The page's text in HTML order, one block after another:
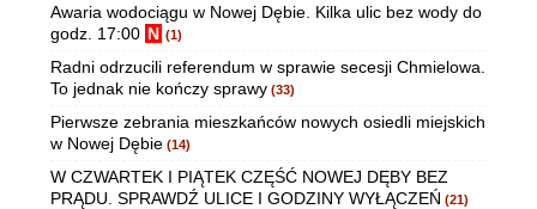
Awaria wodociągu w Nowej Dębie. Kilka ulic bez wody do
godz. 17:00 N (1)
Radni odrzucili referendum w sprawie secesji Chmielowa.
To jednak nie kończy sprawy (33)
Pierwsze zebrania mieszkańców nowych osiedli miejskich
w Nowej Dębie (14)
W CZWARTEK I PIĄTEK CZĘŚĆ NOWEJ DĘBY BEZ
PRĄDU. SPRAWDŹ ULICE I GODZINY WYŁĄCZEŃ (21)